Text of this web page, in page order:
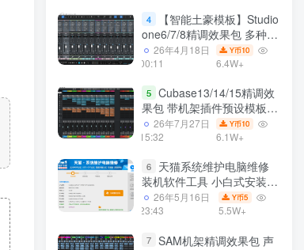
4
【智能土豪模板】Studio
one6/7/8精调效果包 多种效
果模式可选 声卡调试好预设
带插件全套文件
26年4月18日
00:11
Y币10
6.4W+
5 Cubase13/14/15精调效
果包 带机架插件预设模板
声卡调试好效果工程文件
26年7月27日
15:32
Y币10
6.1W+
6
天猫系统维护电脑维修
装机软件工具 小白式安装
完全一键安装系统 电脑系统
装机软件 一键重装系统
26年5月16日
23:43
Y币5
5.5W+
7 SAM机架精调效果包 声